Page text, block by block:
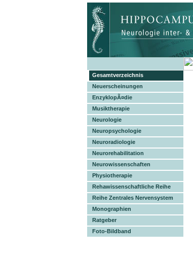
Gesamtverzeichnis
Neuerscheinungen
EnzyklopÃ¤die
Musiktherapie
Neurologie
Neuropsychologie
Neuroradiologie
Neurorehabilitation
Neurowissenschaften
Physiotherapie
Rehawissenschaftliche Reihe
Reihe Zentrales Nervensystem
Monographien
Ratgeber
Foto-Bildband